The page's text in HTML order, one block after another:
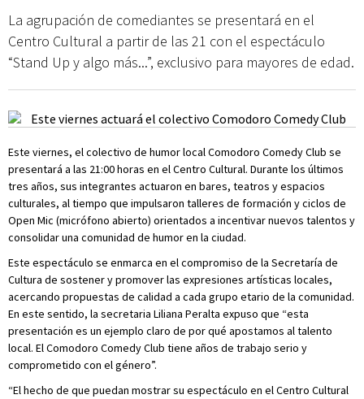
La agrupación de comediantes se presentará en el
Centro Cultural a partir de las 21 con el espectáculo
“Stand Up y algo más...”, exclusivo para mayores de edad.
Este viernes, el colectivo de humor local Comodoro Comedy Club se
presentará a las 21:00 horas en el Centro Cultural. Durante los últimos
tres años, sus integrantes actuaron en bares, teatros y espacios
culturales, al tiempo que impulsaron talleres de formación y ciclos de
Open Mic (micrófono abierto) orientados a incentivar nuevos talentos y
consolidar una comunidad de humor en la ciudad.
Este espectáculo se enmarca en el compromiso de la Secretaría de
Cultura de sostener y promover las expresiones artísticas locales,
acercando propuestas de calidad a cada grupo etario de la comunidad.
En este sentido, la secretaria Liliana Peralta expuso que “esta
presentación es un ejemplo claro de por qué apostamos al talento
local. El Comodoro Comedy Club tiene años de trabajo serio y
comprometido con el género”.
“El hecho de que puedan mostrar su espectáculo en el Centro Cultural